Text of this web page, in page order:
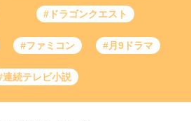
#ドラゴンクエスト
#ファミコン #月9ドラマ
連続テレビ小説